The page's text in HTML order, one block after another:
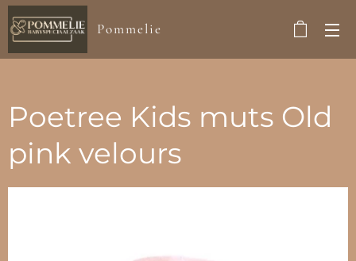
Pommelie
Poetree Kids muts Old
pink velours